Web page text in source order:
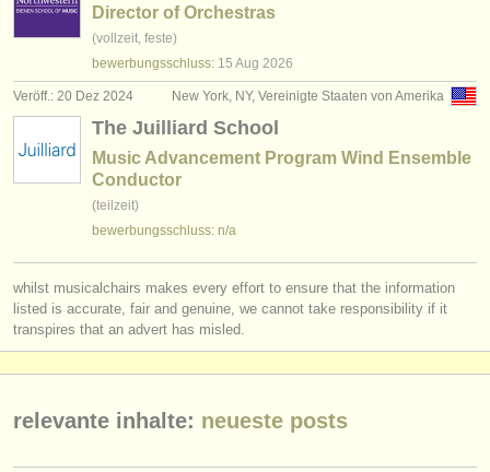
verlage:
anzeige veröffentlichen
find out about ourATS
ATS
einloggen
Director of Orchestras
(vollzeit, feste)
bewerbungsschluss: 15 Aug 2026
New York, NY, Vereinigte Staaten von Amerika
Veröff.: 20 Dez 2024
The Juilliard School
Music Advancement Program Wind Ensemble
Conductor
(teilzeit)
bewerbungsschluss: n/a
whilst musicalchairs makes every effort to ensure that the information
listed is accurate, fair and genuine, we cannot take responsibility if it
transpires that an advert has misled.
relevante inhalte: neueste posts